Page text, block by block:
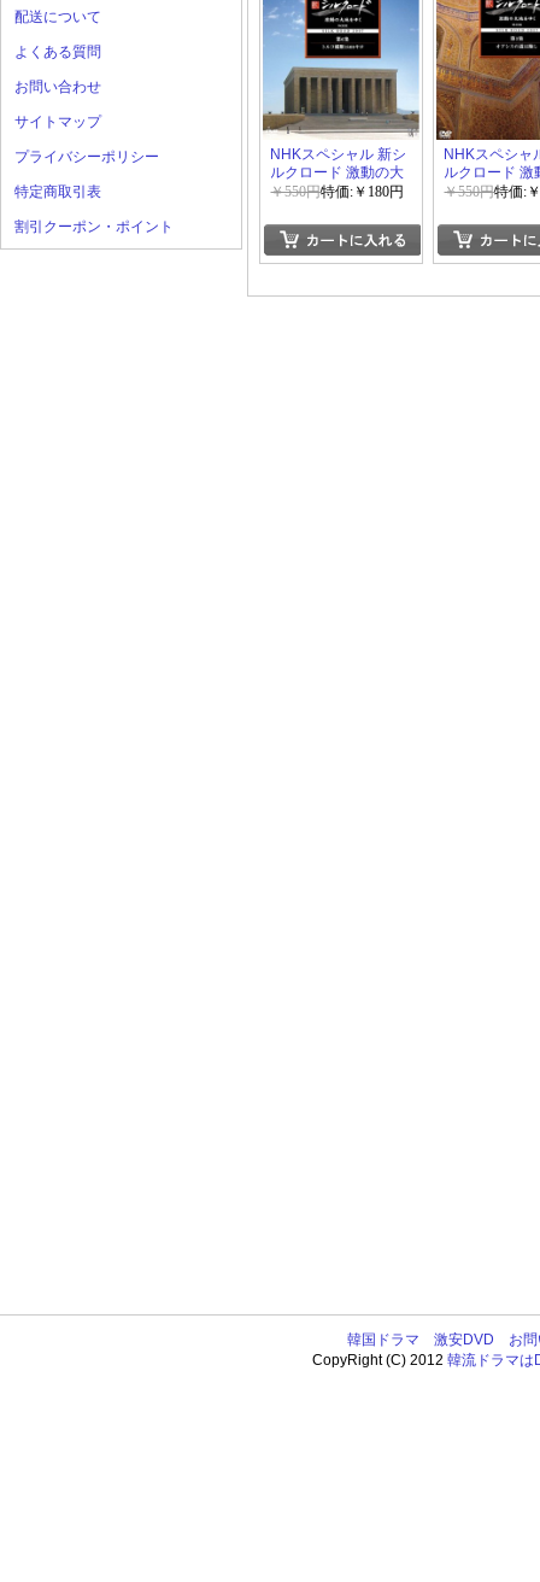
配送について
よくある質問
お問い合わせ
サイトマップ
プライバシーポリシー
特定商取引表
割引クーポン・ポイント
NHKスペシャル 新シ
ルクロード 激動の大
地をゆく 特別編 第6
ロ
￥550円特価:￥180円
NHKスペシャ
ルクロード 激
地をゆく 特別
し
￥550円特価:
韓国ドラマ 激安DVD
お
CopyRight (C) 2012韓流ドラマは